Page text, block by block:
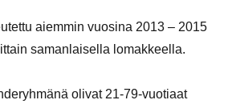
aiemmin vuosina 2013 – 2015
samanlaisella lomakkeella.
olivat 21-79-vuotiaat